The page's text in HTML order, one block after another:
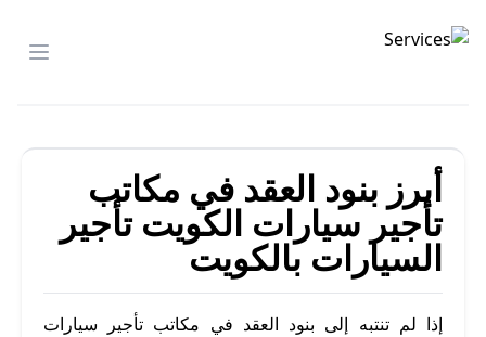
تأجير السيارات
أبرز بنود العقد في مكاتب
تأجير سيارات الكويت تأجير
السيارات بالكويت
إذا لم تنتبه إلى بنود العقد في مكاتب تأجير سيارات